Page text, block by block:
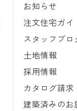
お知らせ
注文住宅ガイ
スタッフブロ
土地情報
採用情報
カタログ請求
建築済みのお